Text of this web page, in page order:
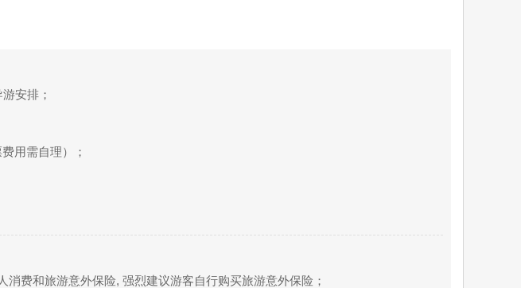
安排；
用需自理）；
费和旅游意外保险, 强烈建议游客自行购买旅游意外保险；